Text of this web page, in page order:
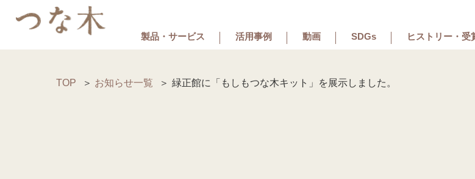
製品・サービス 活用事例 動画 SDGs ヒストリー・受
TOP お知らせ一覧 緑正館に「もしもつな木キット」を展示しました。